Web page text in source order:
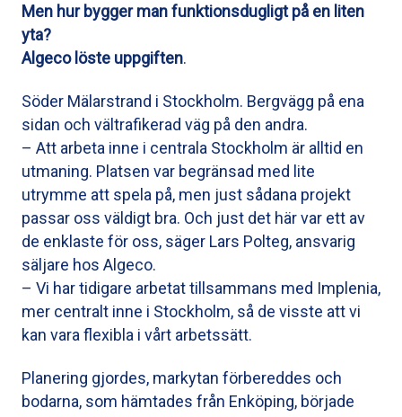
Men hur bygger man funktionsdugligt på en liten
yta?
Algeco löste uppgiften.
Söder Mälarstrand i Stockholm. Bergvägg på ena
sidan och vältrafikerad väg på den andra.
– Att arbeta inne i centrala Stockholm är alltid en
utmaning. Platsen var begränsad med lite
utrymme att spela på, men just sådana projekt
passar oss väldigt bra. Och just det här var ett av
de enklaste för oss, säger Lars Polteg, ansvarig
säljare hos Algeco.
– Vi har tidigare arbetat tillsammans med Implenia,
mer centralt inne i Stockholm, så de visste att vi
kan vara flexibla i vårt arbetssätt.
Planering gjordes, markytan förbereddes och
bodarna, som hämtades från Enköping, började